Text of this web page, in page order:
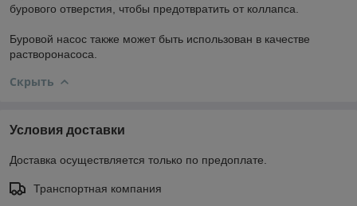
бурового отверстия, чтобы предотвратить от коллапса.
Буровой насос также может быть использован в качестве
растворонасоса.
Скрыть
Условия доставки
Доставка осуществляется только по предоплате.
Транспортная компания